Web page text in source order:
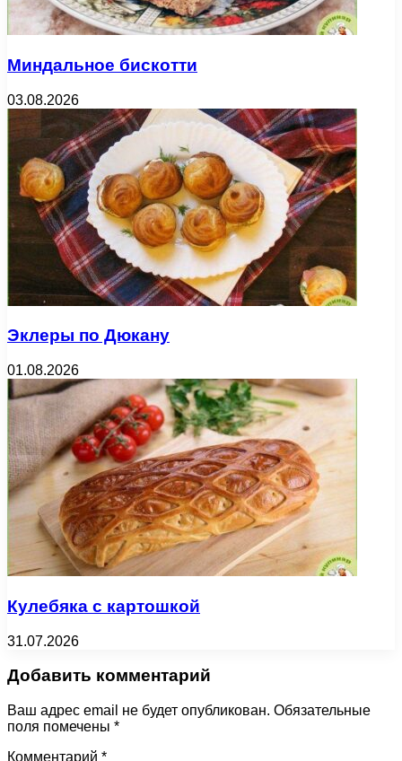
Миндальное бискотти
03.08.2026
Эклеры по Дюкану
01.08.2026
Кулебяка с картошкой
31.07.2026
Добавить комментарий
Ваш адрес email не будет опубликован. Обязательные
поля помечены *
Комментарий *